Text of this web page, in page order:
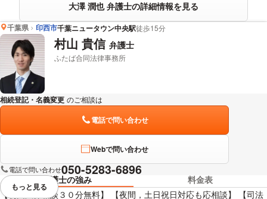
大澤 潤也 弁護士の詳細情報を見る
千葉県 印西市千葉ニュータウン中央駅徒歩15分
村山 貴信 弁護士
ふたば合同法律事務所
相続登記・名義変更 のご相談は
電話で問い合わせ
Webで問い合わせ
電話で問い合わせ050-5283-6896
弁護士の強み
料金表
【初回法律相談３０分無料】 【夜間，土日祝日対応も応相談】 【司法
視覚的に省略されている要素を
もっと見る